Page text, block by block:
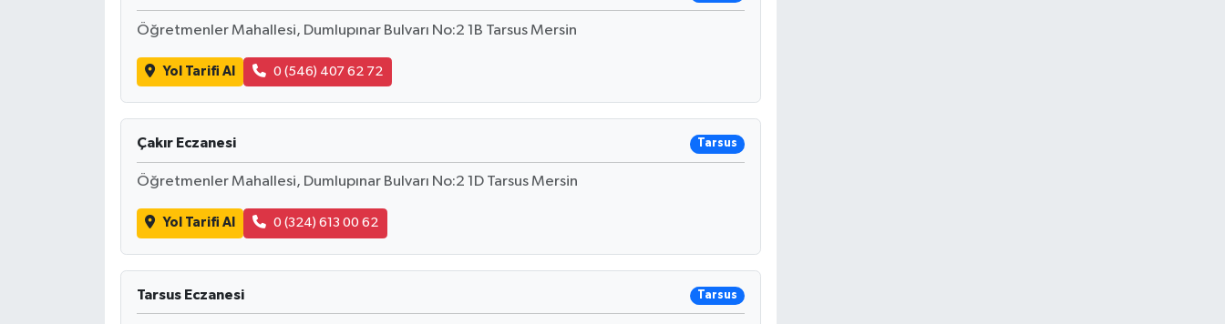
Öğretmenler Mahallesi, Dumlupınar Bulvarı No:2 1B Tarsus Mersin
Yol Tarifi Al 0 (546) 407 62 72
Çakır Eczanesi Tarsus
Öğretmenler Mahallesi, Dumlupınar Bulvarı No:2 1D Tarsus Mersin
Yol Tarifi Al 0 (324) 613 00 62
Tarsus Eczanesi Tarsus